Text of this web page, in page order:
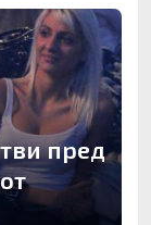
пред